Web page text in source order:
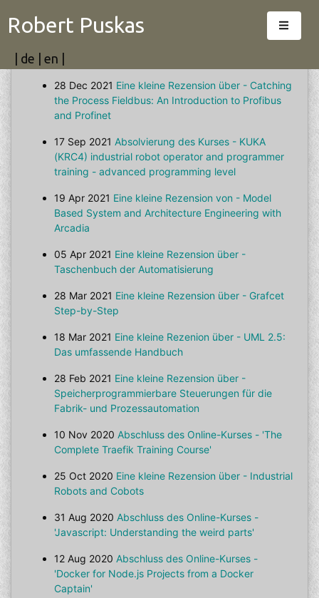
Robert Puskas
de en
28 Dec 2021 Eine kleine Rezension über - Catching
the Process Fieldbus: An Introduction to Profibus
and Profinet
17 Sep 2021 Absolvierung des Kurses - KUKA
(KRC4) industrial robot operator and programmer
training - advanced programming level
19 Apr 2021 Eine kleine Rezension von - Model
Based System and Architecture Engineering with
Arcadia
05 Apr 2021 Eine kleine Rezension über -
Taschenbuch der Automatisierung
28 Mar 2021 Eine kleine Rezension über - Grafcet
Step-by-Step
18 Mar 2021 Eine kleine Rezenion über - UML 2.5:
Das umfassende Handbuch
28 Feb 2021 Eine kleine Rezension über -
Speicherprogrammierbare Steuerungen für die
Fabrik- und Prozessautomation
10 Nov 2020 Abschluss des Online-Kurses - 'The
Complete Traefik Training Course'
25 Oct 2020 Eine kleine Rezension über - Industrial
Robots and Cobots
31 Aug 2020 Abschluss des Online-Kurses -
'Javascript: Understanding the weird parts'
12 Aug 2020 Abschluss des Online-Kurses -
'Docker for Node.js Projects from a Docker
Captain'